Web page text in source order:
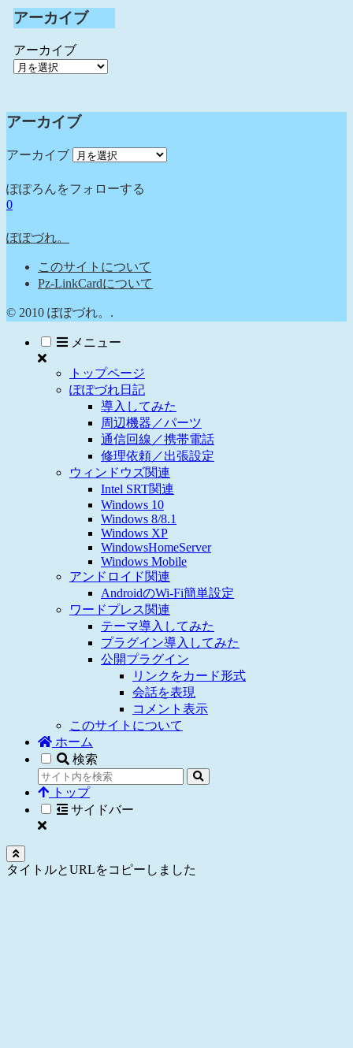
アーカイブ
アーカイブ
アーカイブ
アーカイブ
ぽぽろんをフォローする
0
ぽぽづれ。
このサイトについて
Pz-LinkCardについて
© 2010 ぽぽづれ。.
メニュー
トップページ
ぽぽづれ日記
導入してみた
周辺機器／パーツ
通信回線／携帯電話
修理依頼／出張設定
ウィンドウズ関連
Intel SRT関連
Windows 10
Windows 8/8.1
Windows XP
WindowsHomeServer
Windows Mobile
アンドロイド関連
AndroidのWi-Fi簡単設定
ワードプレス関連
テーマ導入してみた
プラグイン導入してみた
公開プラグイン
リンクをカード形式
会話を表現
コメント表示
このサイトについて
ホーム
検索
トップ
サイドバー
タイトルとURLをコピーしました